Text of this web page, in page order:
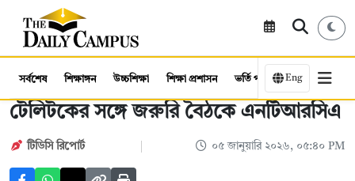
সর্বশেষ শিক্ষাঙ্গন উচ্চশিক্ষা শিক্ষা প্রশাসন ভর্তি পরীক্ষা কর্মসংস্থান
Eng
টেলিটকের সঙ্গে জরুরি বৈঠকে এনটিআরসিএ
টিডিসি রিপোর্ট ০৫ জানুয়ারি ২০২৬, ০৫:৪০ PM